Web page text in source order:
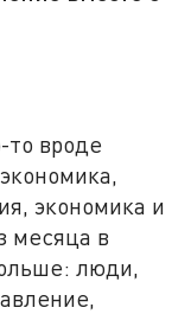
вроде
экономика и
месяца в
люди,